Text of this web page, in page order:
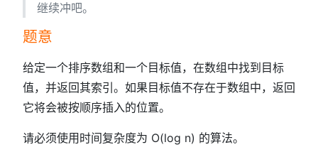
继续冲吧。
题意
给定一个排序数组和一个目标值，在数组中找到目标
值，并返回其索引。如果目标值不存在于数组中，返回
它将会被按顺序插入的位置。
请必须使用时间复杂度为 O(log n) 的算法。